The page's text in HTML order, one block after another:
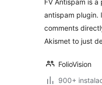
FV Antispam is
antispam plugin.
comments
Akismet to just
FolioVision
900+